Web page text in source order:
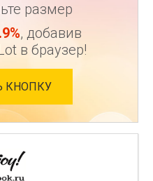
размер
, добавив
в браузер!
КНОПКУ